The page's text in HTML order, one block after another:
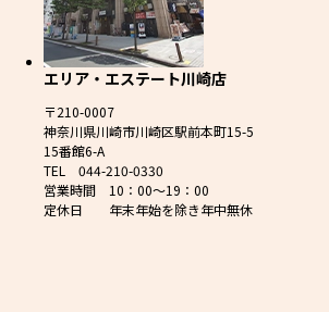
エリア・エステート川崎店
〒210-0007
神奈川県川崎市川崎区駅前本町15-5
15番館6-A
TEL 044-210-0330
営業時間 10：00～19：00
定休日 年末年始を除き年中無休